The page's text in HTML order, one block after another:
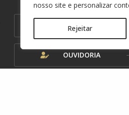
nosso site e personalizar
Rejeitar
WEBMAIL
OUVIDORIA